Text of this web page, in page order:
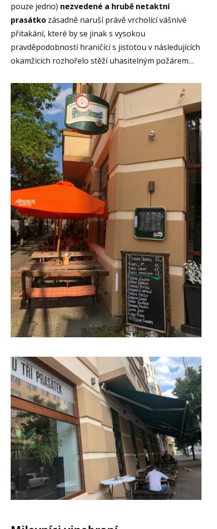
pouze jedno) nezvedené a hrubě netaktní
prasátko zásadně naruší právě vrcholící vášnivé
přitakání, které by se jinak s vysokou
pravděpodobností hraničící s jistotou v následujících
okamžicích rozhořelo stěží uhasitelným požárem…